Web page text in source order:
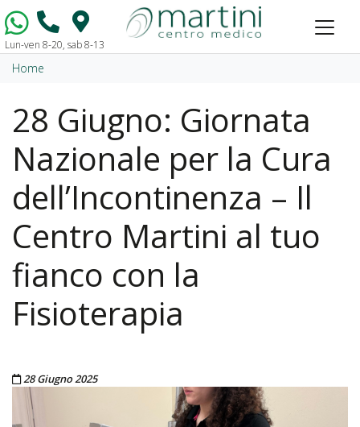
Vai al contenuto
Lun-ven 8-20, sab 8-13
Home
28 Giugno: Giornata
Nazionale per la Cura
dell’Incontinenza – Il
Centro Martini al tuo
fianco con la
Fisioterapia
Pubblicato il
28 Giugno 2025